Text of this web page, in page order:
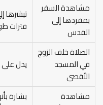
مشاهدة السفر
بمفردها إلى
القدس
تبشرها
فترات
الصلاة خلف الزوج
في المسجد
الأقصى
يدل على
مشاهدة
بشارة